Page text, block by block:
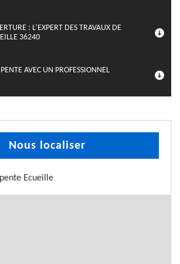
: L’EXPERT DES TRAVAUX DE
36240
AVEC UN PROFESSIONNEL
Nous localiser
Ecueille